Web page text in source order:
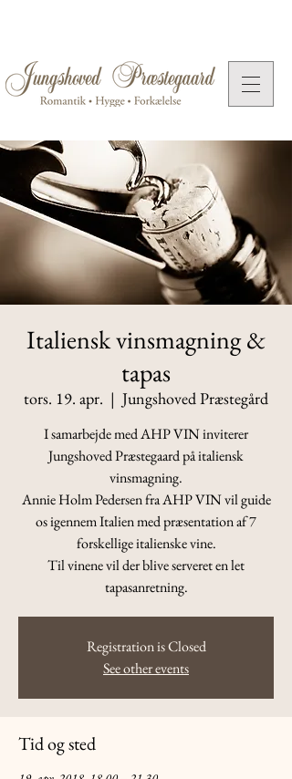
Italiensk vinsmagning &
tapas
tors. 19. apr.
  |
Jungshoved Præstegård
I samarbejde med AHP VIN inviterer
Jungshoved Præstegaard på italiensk
vinsmagning.
Annie Holm Pedersen fra AHP VIN vil guide
os igennem Italien med præsentation af 7
forskellige italienske vine.
Til vinene vil der blive serveret en let
tapasanretning.
Registration is Closed
See other events
Tid og sted